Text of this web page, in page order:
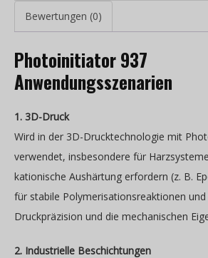
Bewertungen (0)
Photoinitiator 937
Anwendungsszenarien
1. 3D-Druck
Wird in der 3D-Drucktechnologie mit
verwendet, insbesondere für
kationische Aushärtung erfordern (z. B.
für stabile Polymerisationsreaktionen
Druckpräzision und die mechanischen
2. Industrielle Beschichtungen